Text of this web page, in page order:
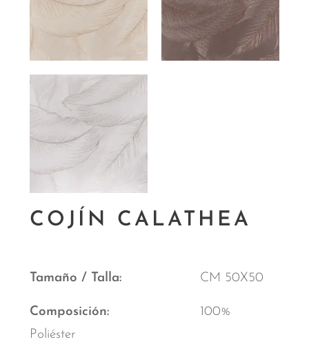
COJÍN CALATHEA
Tamaño / Talla CM 50X50
Composición
100%
Poliéster